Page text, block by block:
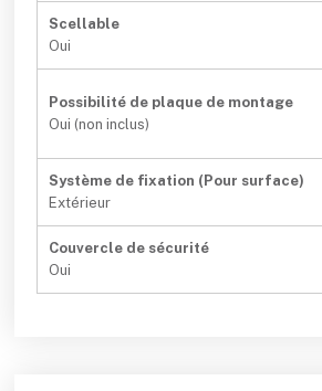
Scellable
Oui
Possibilité de plaque de montage
Oui (non inclus)
Système de fixation (Pour surface)
Extérieur
Couvercle de sécurité
Oui